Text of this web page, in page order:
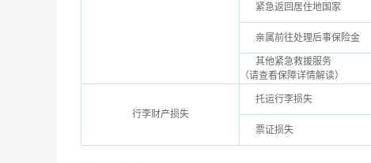
紧急返回居住地国家
亲属前往处理后事保险金
其他紧急救援服务
（请查看保障详情解读）
行李财产损失
托运行李损失
票证损失